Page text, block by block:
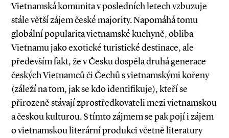
Vietnamská komunita v posledních letech vzbuzuje
stále větší zájem české majority. Napomáhá tomu
globální popularita vietnamské kuchyně, obliba
Vietnamu jako exotické turistické destinace, ale
především fakt, že v Česku dospěla druhá generace
českých Vietnamců či Čechů s vietnamskými kořeny
(záleží na tom, jak se kdo identifikuje), kteří se
přirozeně stávají zprostředkovateli mezi vietnamskou
a českou kulturou. S tímto zájmem se pak pojí i zájem
o vietnamskou literární produkci včetně literatury